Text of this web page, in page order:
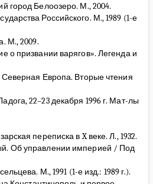
город Белоозеро. М., 2004.
Российского. М., 1989 (1-е
М., 2009.
о призвании варягов». Легенда и
Европа. Вторые чтения
22–23 декабря 1996 г. Мат-лы
переписка в X веке. Л., 1932.
Об управлении империей / Под
М., 1991 (1-е изд.: 1989 г.).